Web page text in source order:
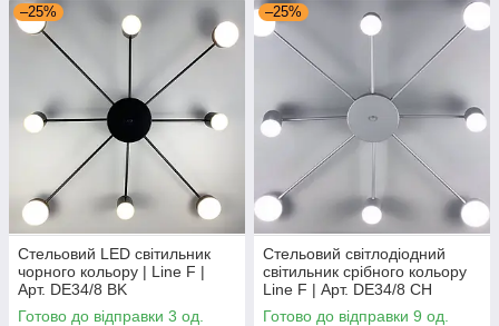
–25%
Стельовий LED світильник
чорного кольору | Line F |
Арт. DE34/8 BK
Готово до відправки 3 од.
–25%
Стельовий світлодіодний
світильник срібного кольору
Line F | Арт. DE34/8 CH
Готово до відправки 9 од.